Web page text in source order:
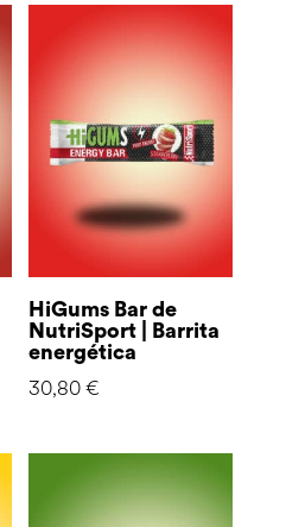
HiGums Bar de
NutriSport | Barrita
energética
30,80€